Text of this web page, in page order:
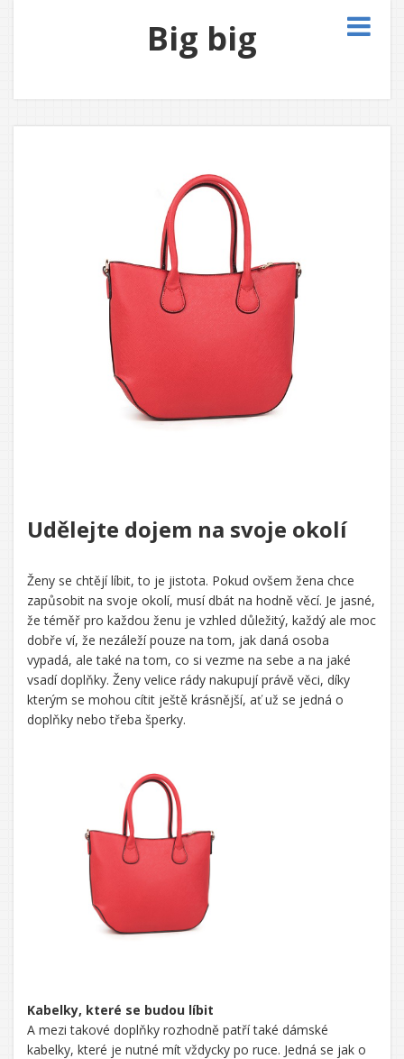
Big big
Udělejte dojem na svoje okolí
Ženy se chtějí líbit, to je jistota. Pokud ovšem žena chce
zapůsobit na svoje okolí, musí dbát na hodně věcí. Je jasné,
že téměř pro každou ženu je vzhled důležitý, každý ale moc
dobře ví, že nezáleží pouze na tom, jak daná osoba
vypadá, ale také na tom, co si vezme na sebe a na jaké
vsadí doplňky. Ženy velice rády nakupují právě věci, díky
kterým se mohou cítit ještě krásnější, ať už se jedná o
doplňky nebo třeba šperky.
Kabelky, které se budou líbit
A mezi takové doplňky rozhodně patří také dámské
kabelky, které je nutné mít vždycky po ruce. Jedná se jak o